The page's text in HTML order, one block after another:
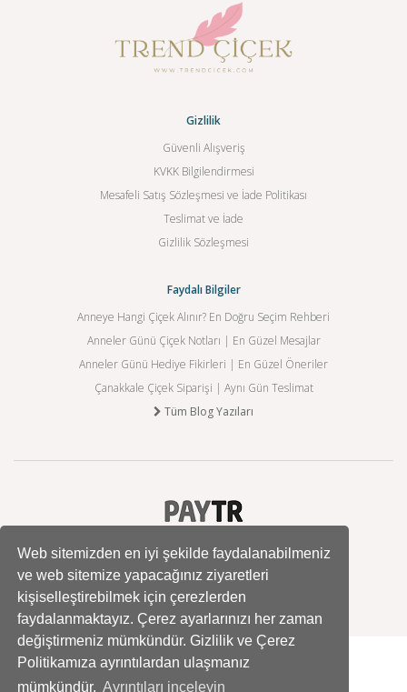
Web sitemizden en iyi şekilde faydalanabilmeniz
ve web sitemize yapacağınız ziyaretleri
kişiselleştirebilmek için çerezlerden
faydalanmaktayız. Çerez ayarlarınızı her zaman
değiştirmeniz mümkündür. Gizlilik ve Çerez
Politikamıza ayrıntılardan ulaşmanız
mümkündür. Ayrıntıları inceleyin
Gizlilik
Güvenli Alışveriş
KVKK Bilgilendirmesi
Mesafeli Satış Sözleşmesi ve İade Politikası
Teslimat ve İade
Gizlilik Sözleşmesi
Faydalı Bilgiler
Anneye Hangi Çiçek Alınır? En Doğru Seçim Rehberi
Anneler Günü Çiçek Notları | En Güzel Mesajlar
Anneler Günü Hediye Fikirleri | En Güzel Öneriler
Çanakkale Çiçek Siparişi | Aynı Gün Teslimat
Tüm Blog Yazıları